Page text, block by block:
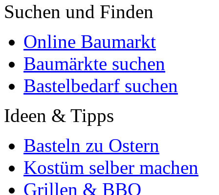
Suchen und Finden
Online Baumarkt
Baumärkte suchen
Bastelbedarf suchen
Ideen & Tipps
Basteln zu Ostern
Kostüm selber machen
Grillen & BBQ